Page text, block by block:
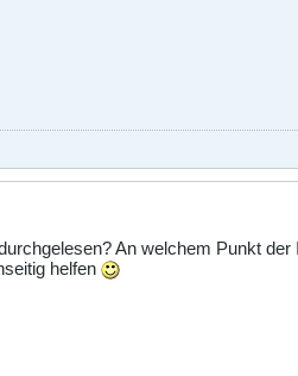
An welchem Punkt
helfen